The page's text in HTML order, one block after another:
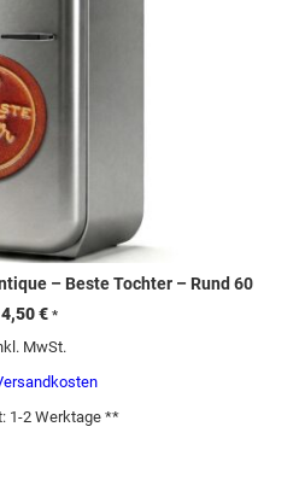
– Beste Tochter – Rund 60
4,50€ *
MwSt.
1-2 Werktage **